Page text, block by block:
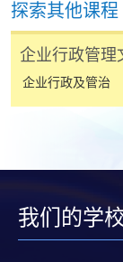
2. 支票或银行
如以划线支票
人姓名。 阁下
亲临学院各
证明文件；
「报读课程
人资料概不
探索其他课程
企业行政管理
企业行政及管治
我们的学